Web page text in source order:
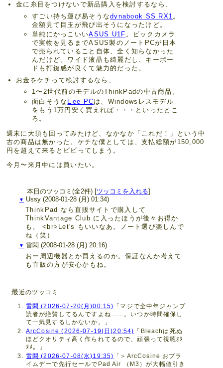
金に糸目をつけないで新品購入を検討するなら、
すごい持ち運び易そうなdynabook SS RX1 。
金額見て目玉が飛び出そうになったけど。
単純にかっこいいASUS U1F 。ビックカメラ
で実物を見るまでASUS製のノートPCが日本
で売られていること自体、全く知らなかった
んだけど。ワイド液晶も綺麗だし、キーボー
ドも打鍵感が良くて魅力的だった。
お金をケチって検討するなら、
1〜2世代前のモデルのThinkPadの中古商品。
面白そうな Eee PCは、Windowsレスモデル
をもう1万円安く買えれば・・・といったとこ
ろ。
週末に大須も回ってみたけど、なかなか「これだ！」という中
古の商品は無かった。ケチな僕としては、支払総額が150,000
円を超えて来るとビビってしまう。
今月〜来月中には買いたい。
本日のツッコミ(全2件) [ツッコミを入れる]
▼ Ussy (2008-01-28 (月) 01:34)
ThinkPad なら直販サイトで購入して
ThinkVantage Club に入ったほうが後々お得か
も。 <br>Let's もいいなあ。ノート選び楽しんで
ね（笑）
▼ 雷悶 (2008-01-28 (月) 20:16)
おー周辺機器とか買えるのか。保証なんか考えて
も直販の方が安心かもね。
最近のツッコミ
雷悶 (2026-07-20(月)00:15)
「マジで全中年ジャンプ
読者が絶賛してるんですよね……。いつか時間確保し
て一気見するしかないか。」
ArcCosine (2026-07-19(日)20:54)
「Bleachは死ぬ
ほどクオリティ高く作られてるので、頑張って視聴ｵﾇ
ﾇﾒ。」
雷悶 (2026-07-08(水)19:35)
「＞ArcCosine おプラ
イムデーで先行セールでPad Air （M3）が大幅値引き